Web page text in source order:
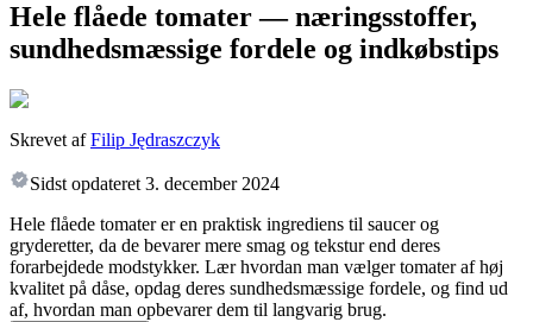
Hele flåede tomater — næringsstoffer,
sundhedsmæssige fordele og indkøbstips
Skrevet af Filip Jędraszczyk
Sidst opdateret 3. december 2024
Hele flåede tomater er en praktisk ingrediens til saucer og
gryderetter, da de bevarer mere smag og tekstur end deres
forarbejdede modstykker. Lær hvordan man vælger tomater af høj
kvalitet på dåse, opdag deres sundhedsmæssige fordele, og find ud
af, hvordan man opbevarer dem til langvarig brug.